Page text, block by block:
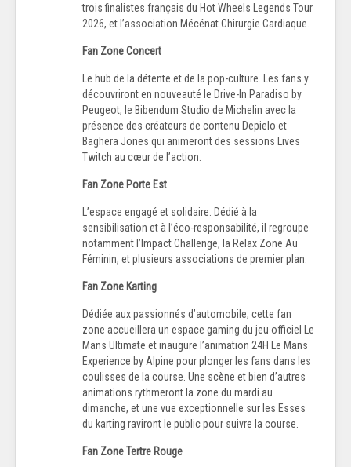
trois finalistes français du Hot Wheels Legends Tour
2026, et l’association Mécénat Chirurgie Cardiaque.
Fan Zone Concert
Le hub de la détente et de la pop-culture. Les fans y
découvriront en nouveauté le Drive-In Paradiso by
Peugeot, le Bibendum Studio de Michelin avec la
présence des créateurs de contenu Depielo et
Baghera Jones qui animeront des sessions Lives
Twitch au cœur de l’action.
Fan Zone Porte Est
L’espace engagé et solidaire. Dédié à la
sensibilisation et à l’éco-responsabilité, il regroupe
notamment l’Impact Challenge, la Relax Zone Au
Féminin, et plusieurs associations de premier plan.
Fan Zone Karting
Dédiée aux passionnés d’automobile, cette fan
zone accueillera un espace gaming du jeu officiel Le
Mans Ultimate et inaugure l’animation 24H Le Mans
Experience by Alpine pour plonger les fans dans les
coulisses de la course. Une scène et bien d’autres
animations rythmeront la zone du mardi au
dimanche, et une vue exceptionnelle sur les Esses
du karting raviront le public pour suivre la course.
Fan Zone Tertre Rouge